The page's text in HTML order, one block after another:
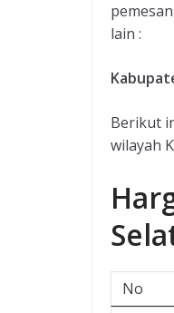
lain :
Berikut
wilayah
No